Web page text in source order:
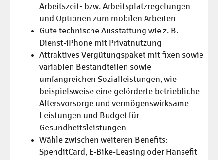
Arbeitszeit- bzw. Arbeitsplatzregelungen
und Optionen zum mobilen Arbeiten
Gute technische Ausstattung wie z. B.
Dienst-iPhone mit Privatnutzung
Attraktives Vergütungspaket mit fixen sowie
variablen Bestandteilen sowie
umfangreichen Sozialleistungen, wie
beispielsweise eine geförderte betriebliche
Altersvorsorge und vermögenswirksame
Leistungen und Budget für
Gesundheitsleistungen
Wähle zwischen weiteren Benefits:
SpenditCard, E-Bike-Leasing oder Hansefit